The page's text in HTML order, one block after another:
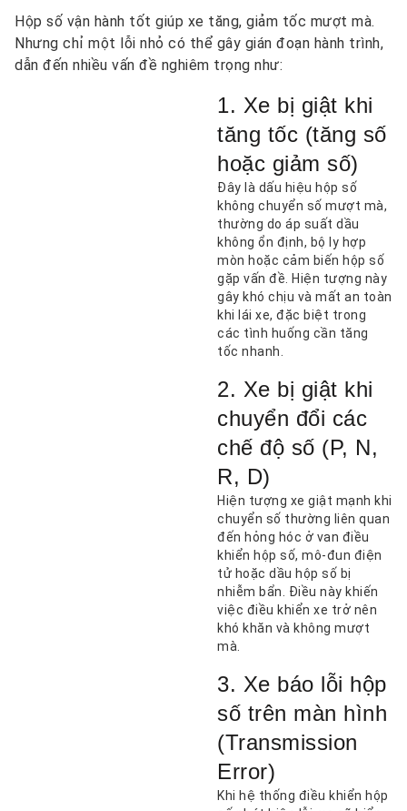
Hộp số vận hành tốt giúp xe tăng, giảm tốc mượt mà.
Nhưng chỉ một lỗi nhỏ có thể gây gián đoạn hành trình,
dẫn đến nhiều vấn đề nghiêm trọng như:
1. Xe bị giật khi
tăng tốc (tăng số
hoặc giảm số)
Đây là dấu hiệu hộp số
không chuyển số mượt mà,
thường do áp suất dầu
không ổn định, bộ ly hợp
mòn hoặc cảm biến hộp số
gặp vấn đề. Hiện tượng này
gây khó chịu và mất an toàn
khi lái xe, đặc biệt trong
các tình huống cần tăng
tốc nhanh.
2. Xe bị giật khi
chuyển đổi các
chế độ số (P, N,
R, D)
Hiện tượng xe giật mạnh khi
chuyển số thường liên quan
đến hỏng hóc ở van điều
khiển hộp số, mô-đun điện
tử hoặc dầu hộp số bị
nhiễm bẩn. Điều này khiến
việc điều khiển xe trở nên
khó khăn và không mượt
mà.
3. Xe báo lỗi hộp
số trên màn hình
(Transmission
Error)
Khi hệ thống điều khiển hộp